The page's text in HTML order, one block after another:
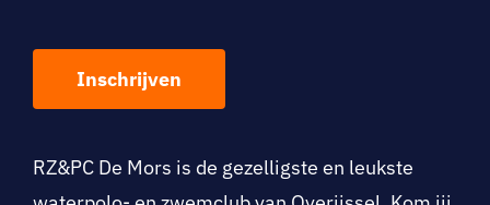
Inschrijven
RZ&PC De Mors is de gezelligste en leukste